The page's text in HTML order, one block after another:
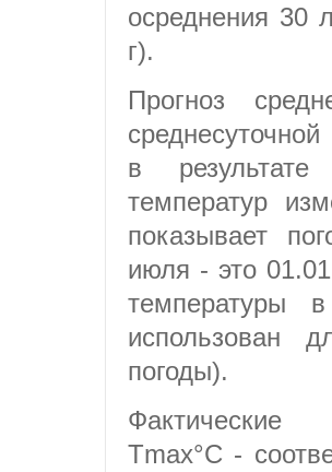
осреднения 30
г).
Прогноз
в результате
температур
показывает
июля - это
температуры
использован
погоды).
Фактические
Tmax°C -